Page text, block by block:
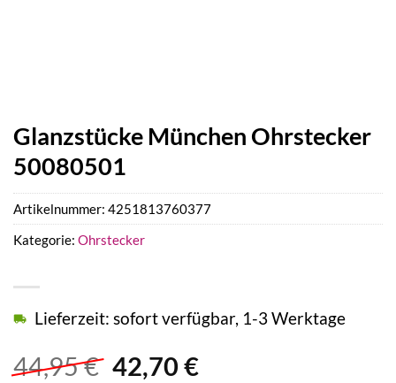
Glanzstücke München Ohrstecker
50080501
44,95€ Ursprünglicher
42,70 €Aktueller
Lieferzeit: sofort verfügbar, 1-3 Werktage
Artikelnummer: 4251813760377
Kategorie: Ohrstecker